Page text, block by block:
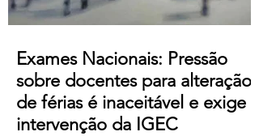
Exames Nacionais: Pressão
sobre docentes para alteração
de férias é inaceitável e exige
intervenção da IGEC